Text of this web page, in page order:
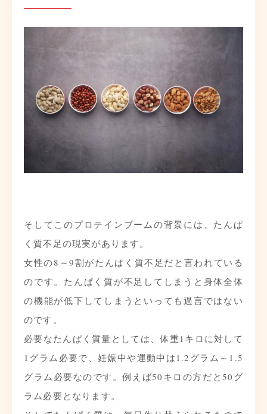
そしてこのプロテインブームの背景には、たんぱ
く質不足の現実があります。
女性の8～9割がたんぱく質不足だと言われている
のです。たんぱく質が不足してしまうと身体全体
の機能が低下してしまうといっても過言ではない
のです。
必要なたんぱく質量としては、体重1キロに対して
1グラム必要で、妊娠中や運動中は1.2グラム～1.5
グラム必要なのです。例えば50キロの方だと50グ
ラム必要となります。